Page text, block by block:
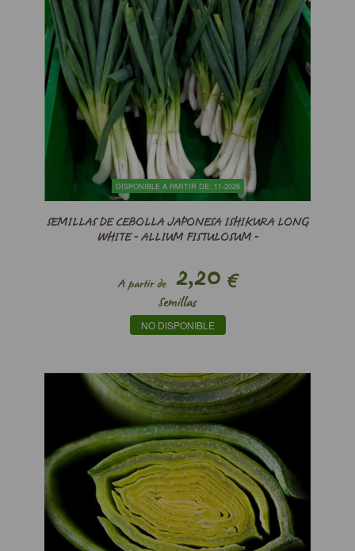
DISPONIBLE A PARTIR DE: 11-2026
SEMILLAS DE CEBOLLA JAPONESA ISHIKURA LONG
WHITE - ALLIUM FISTULOSUM -
A partir de2,20 €
Semillas
NO DISPONIBLE